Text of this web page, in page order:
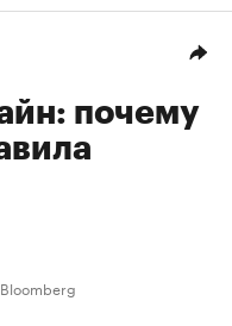
почему
Bloomberg